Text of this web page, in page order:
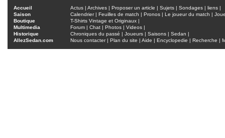
Accueil Actus | Archives | Proposer un article | Sujets | Sondages | liens |
Saison
Calendrier| Feuilles de match | Pronos | Le joueur du match |
Boutique
T-Shirts Vintage et Originaux |
Multimedia
Forum | Chat | Photos | Videos |
Historique
Chroniques du passé | Joueurs | Saisons | Sedan |
AllezSedan.com
Nous contacter| Plan du site | Aide | Encyclopedie | Recherche |